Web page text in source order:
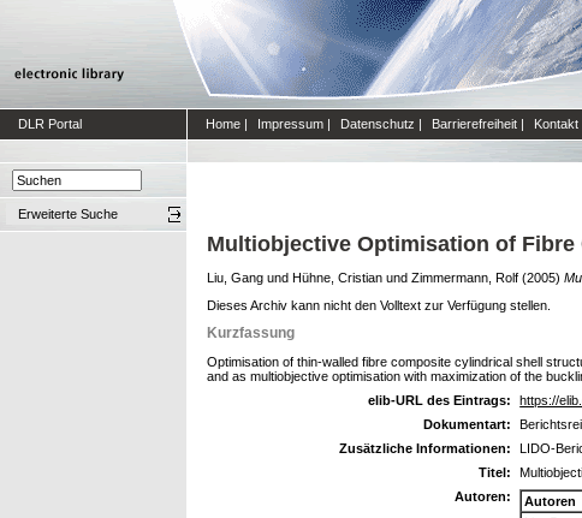
DLR Portal Home | Impressum | Datenschutz | Barrierefreiheit | Kontakt
Erweiterte Suche
Multiobjective Optimisation of
Liu, Gang und Hühne, Cristian und Zimmermann, Rolf (2005)
Dieses Archiv kann nicht den Volltext zur Verfügung stellen.
Kurzfassung
Optimisation of thin-walled fibre composite cylindrical shell
and as multiobjective optimisation with maximization of the
elib-URL des Eintrags:
https://
Dokumentart:
Zusätzliche Informationen:
LIDO-
Titel:
Autoren:
Autoren